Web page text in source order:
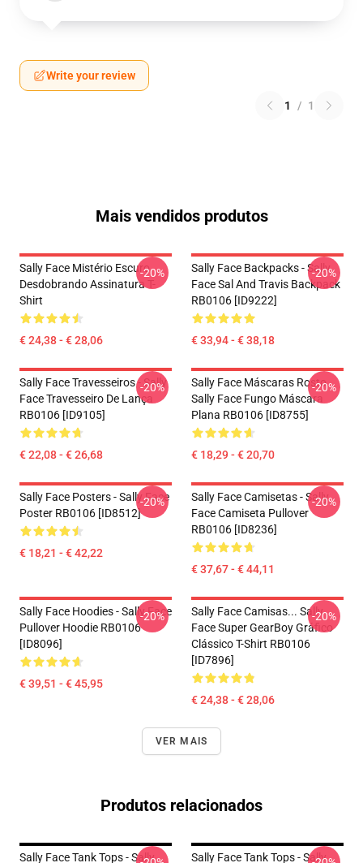
Write your review
1 / 1
Mais vendidos produtos
Sally Face Mistério Escuro
Desdobrando Assinatura T-
Shirt
€ 24,38 - € 28,06
-20%
Sally Face Backpacks - Sally
Face Sal And Travis Backpack
RB0106 [ID9222]
€ 33,94 - € 38,18
-20%
Sally Face Travesseiros - Sally
Face Travesseiro De Lança
RB0106 [ID9105]
€ 22,08 - € 26,68
-20%
Sally Face Máscaras Rosto
Sally Face Fungo Máscara
Plana RB0106 [ID8755]
€ 18,29 - € 20,70
-20%
Sally Face Posters - Sally Face
Poster RB0106 [ID8512]
€ 18,21 - € 42,22
-20%
Sally Face Camisetas - Sally
Face Camiseta Pullover
RB0106 [ID8236]
€ 37,67 - € 44,11
-20%
Sally Face Hoodies - Sally Face
Pullover Hoodie RB0106
[ID8096]
€ 39,51 - € 45,95
-20%
Sally Face Camisas... Sally
Face Super GearBoy Gráfico
Clássico T-Shirt RB0106
[ID7896]
€ 24,38 - € 28,06
-20%
VER MAIS
Produtos relacionados
Sally Face Tank Tops - Sally
Sally Face Tank Tops - Sally